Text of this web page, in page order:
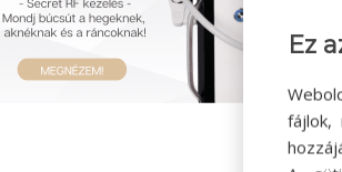
Ez
fájlok,